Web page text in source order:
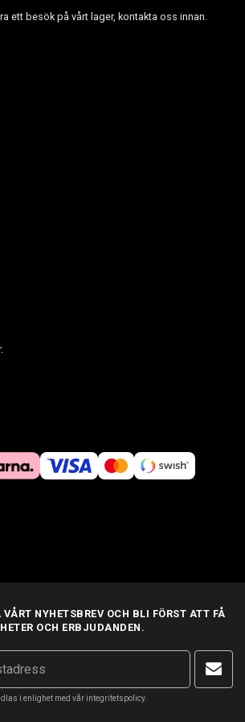
ett besök på vårt lager, kontakta oss innan.
VÅRT NYHETSBREV OCH BLI FÖRST ATT FÅ
OCH ERBJUDANDEN.
i enlighet med vår integritetspolicy.